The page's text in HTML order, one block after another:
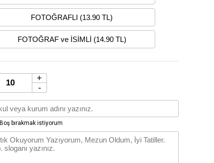
FOTOĞRAFLI (13.90 TL)
FOTOĞRAF ve İSİMLİ (14.90 TL)
+
-
Boş bırakmak istiyorum